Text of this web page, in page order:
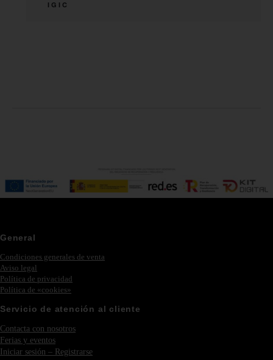
IGIC
General
Condiciones generales de venta
Aviso legal
Política de privacidad
Política de «cookies»
Servicio de atención al cliente
Contacta con nosotros
Ferias y eventos
Iniciar sesión – Registrarse